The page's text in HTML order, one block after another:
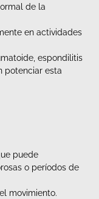
de la
en actividades
espondilitis
potenciar esta
puede
o períodos de
movimiento.